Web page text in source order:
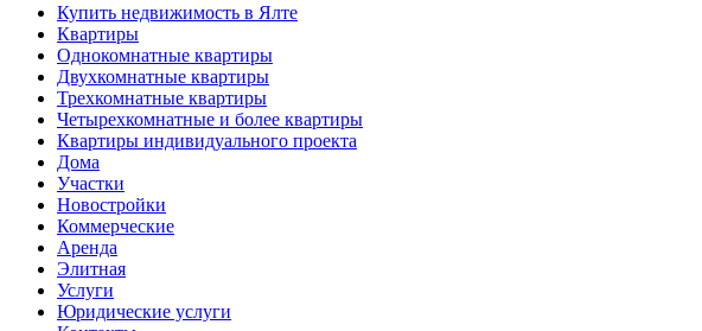
Купить недвижимость в Ялте
Квартиры
Однокомнатные квартиры
Двухкомнатные квартиры
Трехкомнатные квартиры
Четырехкомнатные и более квартиры
Квартиры индивидуального проекта
Дома
Участки
Новостройки
Коммерческие
Аренда
Элитная
Услуги
Юридические услуги